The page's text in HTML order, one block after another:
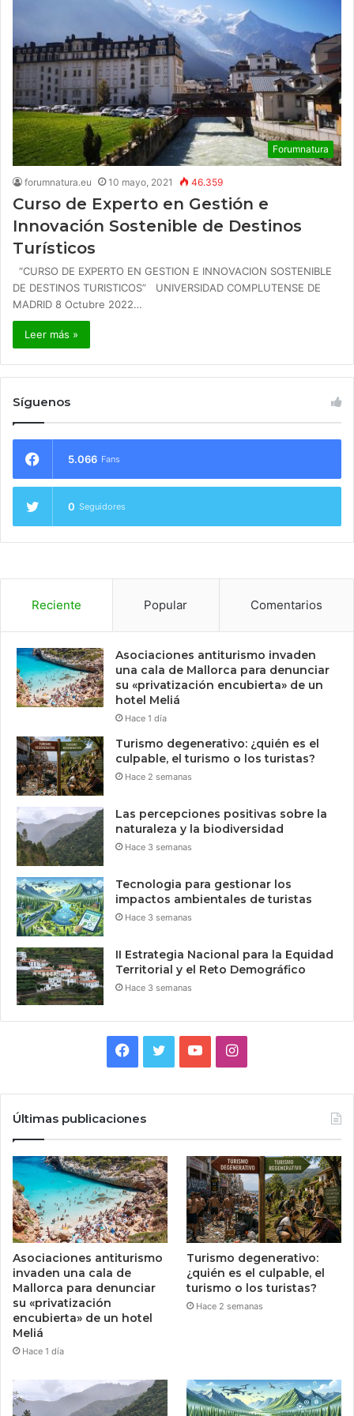
Forumnatura
forumnatura.eu 10 mayo, 2021 46.359
Curso de Experto en Gestión e
Innovación Sostenible de Destinos
Turísticos
“CURSO DE EXPERTO EN GESTION E INNOVACION SOSTENIBLE
DE DESTINOS TURISTICOS” UNIVERSIDAD COMPLUTENSE DE
MADRID 8 Octubre 2022…
Leer más »
Síguenos
5.066 Fans
0 Seguidores
Reciente Popular Comentarios
Asociaciones antiturismo invaden
una cala de Mallorca para denunciar
su «privatización encubierta» de un
hotel Meliá
Hace 1 día
Turismo degenerativo: ¿quién es el
culpable, el turismo o los turistas?
Hace 2 semanas
Las percepciones positivas sobre la
naturaleza y la biodiversidad
Hace 3 semanas
Tecnologia para gestionar los
impactos ambientales de turistas
Hace 3 semanas
II Estrategia Nacional para la Equidad
Territorial y el Reto Demográfico
Hace 3 semanas
Facebook
TwitterYouTubeInstagram
Últimas publicaciones
Asociaciones antiturismo
invaden una cala de
Mallorca para denunciar
su «privatización
encubierta» de un hotel
Meliá
Hace 1 día
Turismo degenerativo:
¿quién es el culpable, el
turismo o los turistas?
Hace 2 semanas